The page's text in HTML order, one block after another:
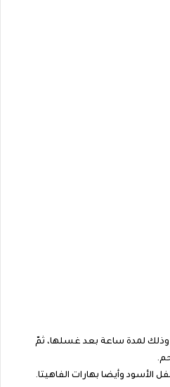
وذلك لمدة ساعة بعد غسلها، ثمّ
الأسود وأيضا بهارات الفاهيتا.